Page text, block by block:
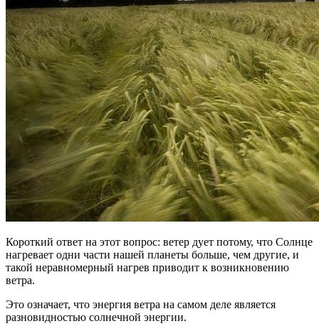
Короткий ответ на этот вопрос: ветер дует потому, что Солнце
нагревает одни части нашей планеты больше, чем другие, и
такой неравномерный нагрев приводит к возникновению
ветра.
Это означает, что энергия ветра на самом деле является
разновидностью солнечной энергии.